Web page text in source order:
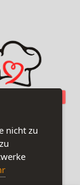
nicht zu